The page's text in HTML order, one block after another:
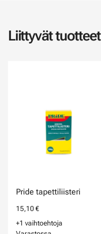
Liittyvät tuotteet
Pride tapettiliisteri
15,10 €
+1 vaihtoehtoja